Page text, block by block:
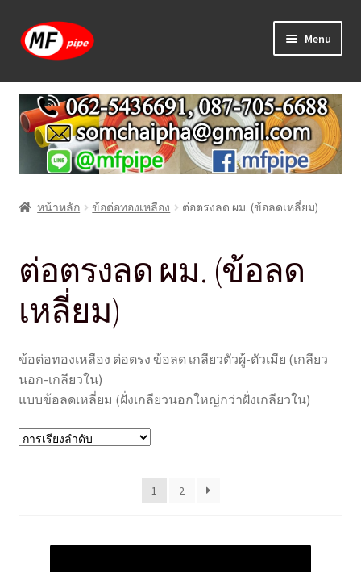
Skip
to
Skip
to
Menu
หน้าแรก
ร้านค้า
วิธีการเดินท่อ PAP
บทความ
วิธีการสั่งซื้อ
แจ้งชำระเงิน
หน้าหลัก ข้อต่อทองเหลือง ต่อตรงลด ผม. (ข้อลดเหลี่ยม)
ต่อตรงลด ผม. (ข้อลด
เหลี่ยม)
ข้อต่อทองเหลือง ต่อตรง ข้อลด เกลียวตัวผู้-ตัวเมีย (เกลียว
นอก-เกลียวใน)
แบบข้อลดเหลี่ยม (ฝั่งเกลียวนอกใหญ่กว่าฝั่งเกลียวใน)
1 2